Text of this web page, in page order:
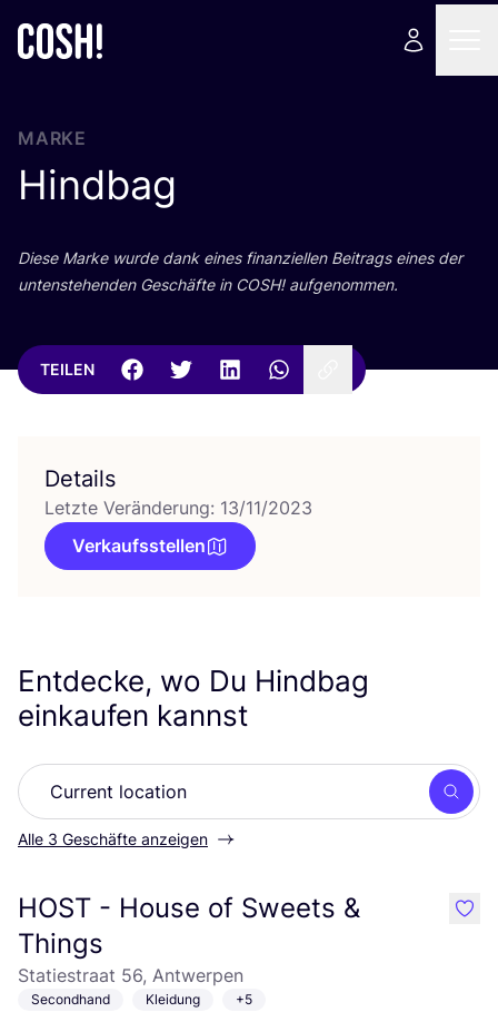
MARKE
Hindbag
Die­se Mar­ke wur­de dank eines finan­zi­el­len Bei­trags eines der
unten­ste­hen­den Geschäf­te in COSH! aufgenommen.
TEILEN
Details
Letzte Veränderung: 13/11/2023
Verkaufsstellen
Entdecke, wo Du Hindbag
einkaufen kannst
Alle 3 Geschäfte anzeigen
HOST - House of Sweets &
Things
Statiestraat 56, Antwerpen
Secondhand Kleidung +5
like